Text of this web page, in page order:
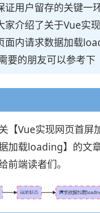
证用户留存的关键一
家介绍了关于Vue实
面内请求数据加载
要的朋友可以参考下
【Vue实现网页首屏
加载loading】的文
前端读者们。